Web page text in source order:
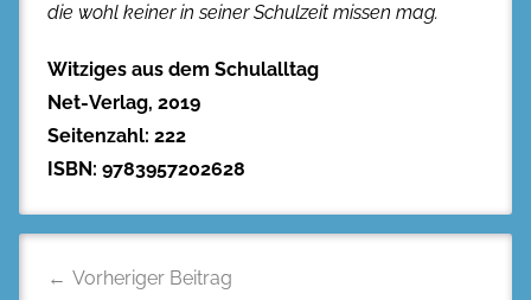
die wohl keiner in seiner Schulzeit missen mag.
Witziges aus dem Schulalltag
Net-Verlag, 2019
Seitenzahl: 222
ISBN: 9783957202628
Vorheriger Beitrag